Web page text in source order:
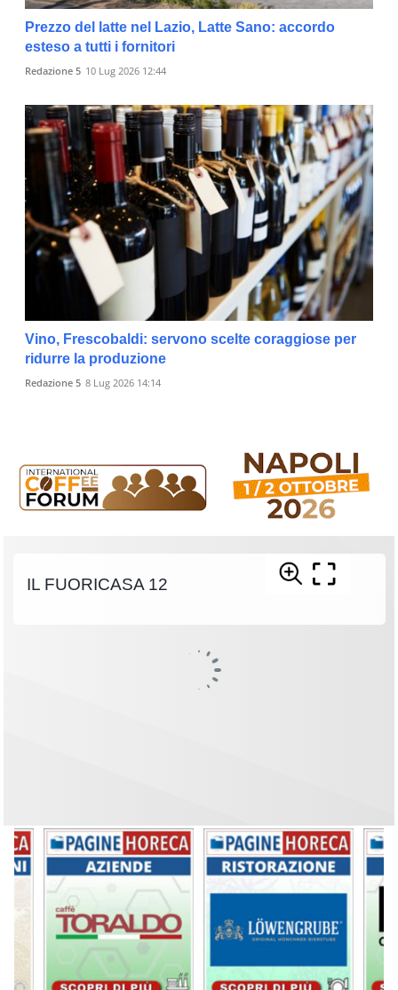
Prezzo del latte nel Lazio, Latte Sano: accordo
esteso a tutti i fornitori
Redazione 5 10 Lug 2026 12:44
Vino, Frescobaldi: servono scelte coraggiose per
ridurre la produzione
Redazione 5 8 Lug 2026 14:14